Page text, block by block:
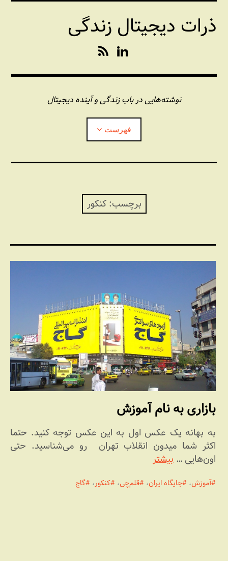
رفتن
محتواذرات دیجیتال زندگی
n
k
e
d
I
n
S
نوشته‌هایی در باب زندگی و آینده دیجیتال
فهرست
برچسب:کنکور
بازاری به نام آموزش
به بهانه یک عکس اول به این عکس توجه کنید. حتما
اکثر شما میدون انقلاب تهران رو می‌شناسید. حتی
اون‌هایی …بیشتر
آموزش، جایگاه ایران، قلم‌چی، کنکور، گاج